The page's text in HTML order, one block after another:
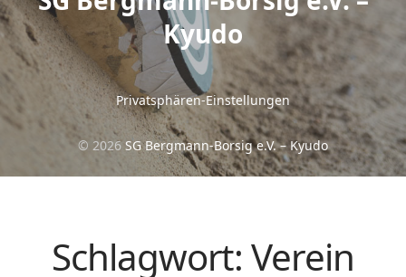
Kyudo
Privatsphären-Einstellungen
© 2026 SG Bergmann-Borsig e.V. – Kyudo
Schlagwort:Verein